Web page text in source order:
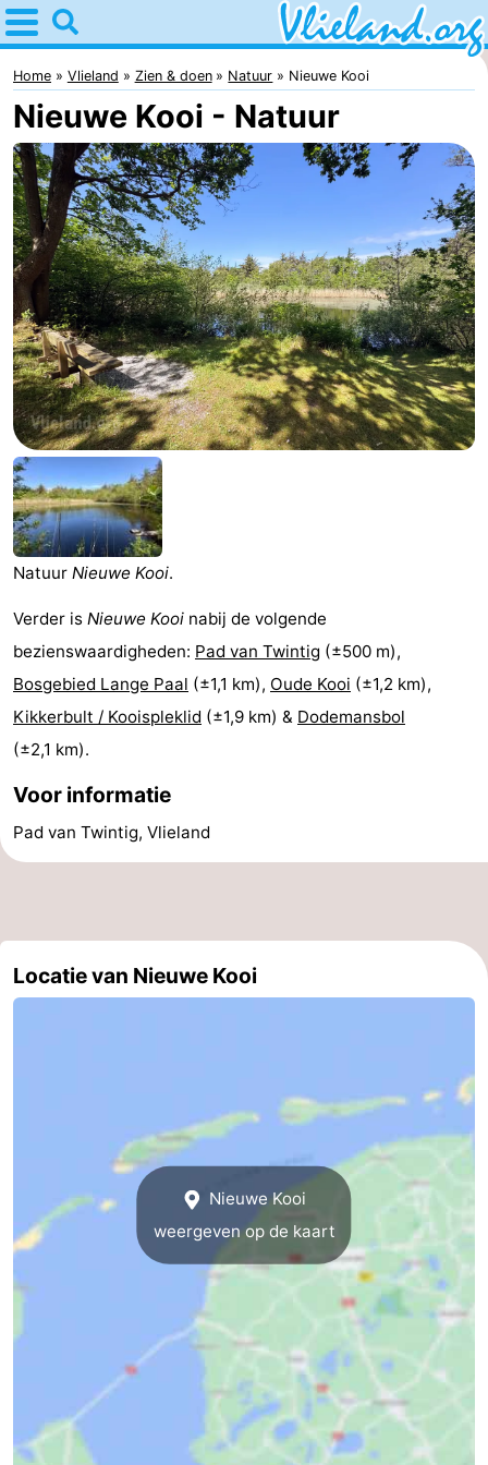
Home
Vlieland
Tips
Voor
kinderen
Natuur
Overnachten
Appartementen
-
Vlieduyn
Campings
Hotels
Last
minutes
Strand
Zien
&
doen
Bezienswaardigheden
-
Musea
-
Monumenten
-
Uitkijkpunten
Attracties
Speeltuinen
Natuur
Fietsen
Wandelen
-
en
Zeehonden
Home Vlieland Zien & doen Natuur Nieuwe Kooi
Nieuwe Kooi - Natuur
Natuur Nieuwe Kooi.
Verder is Nieuwe Kooi nabij de volgende
bezienswaardigheden: Pad van Twintig (±500 m),
Bosgebied Lange Paal (±1,1 km), Oude Kooi (±1,2 km),
Kikkerbult / Kooispleklid (±1,9 km) & Dodemansbol
(±2,1 km).
Voor informatie
Pad van Twintig, Vlieland
Locatie van Nieuwe Kooi
Nieuwe Kooi
weergeven op de kaart